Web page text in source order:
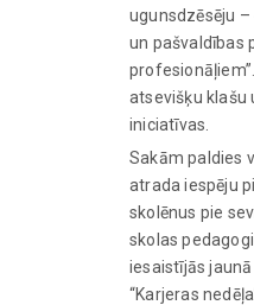
ugunsdzēsēju
un pašvaldības
atsevišķu klašu
iniciatīvas.
Sakām paldies
atrada iespēju
skolēnus pie
skolas
iesaistījās
“Karjeras